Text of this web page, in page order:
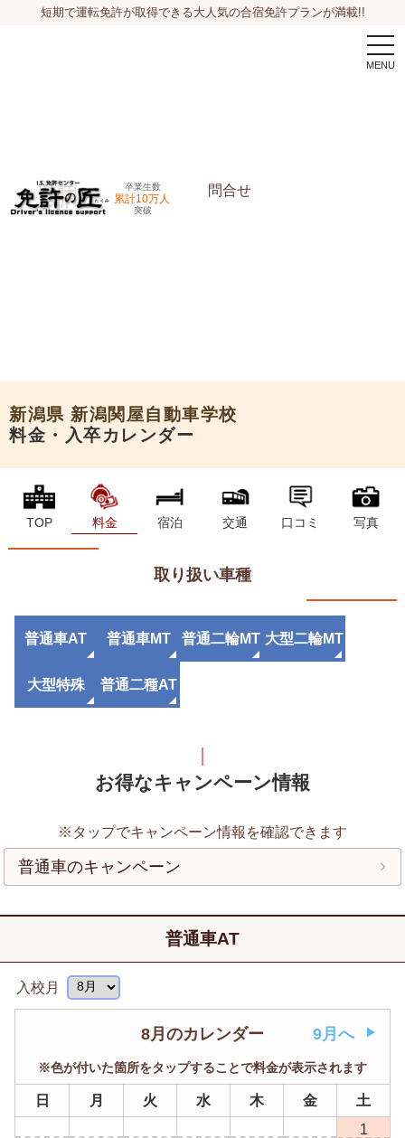
短期で運転免許が取得できる大人気の合宿免許プランが満載!!
卒業生数
累計10万人
突破
問合せ
新潟県 新潟関屋自動車学校
料金・入卒カレンダー
TOP 料金 宿泊 交通 口コミ 写真
取り扱い車種
普通車AT 普通車MT 普通二輪MT 大型二輪MT
大型特殊 普通二種AT
お得なキャンペーン情報
※タップでキャンペーン情報を確認できます
普通車のキャンペーン
普通車AT
入校月
8月のカレンダー 9月へ
※色が付いた箇所をタップすることで料金が表示されます
日 月 火 水 木 金
土
1